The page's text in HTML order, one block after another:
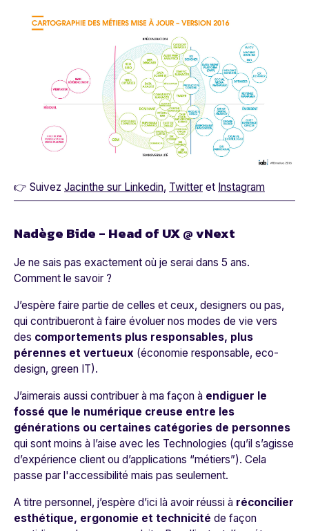
👉 Suivez Jacinthe sur Linkedin, Twitter et Instagram
Nadège Bide - Head of UX @ vNext
Je ne sais pas exactement où je serai dans 5 ans.
Comment le savoir ?
J’espère faire partie de celles et ceux, designers ou pas,
qui contribueront à faire évoluer nos modes de vie vers
des comportements plus responsables, plus
pérennes et vertueux (économie responsable, eco-
design, green IT).
J’aimerais aussi contribuer à ma façon à endiguer le
fossé que le numérique creuse entre les
générations ou certaines catégories de personnes
qui sont moins à l’aise avec les Technologies (qu’il s’agisse
d’expérience client ou d’applications “métiers”). Cela
passe par l'accessibilité mais pas seulement.
A titre personnel, j’espère d’ici là avoir réussi à réconcilier
esthétique, ergonomie et technicité de façon